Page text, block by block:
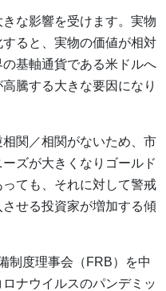
な影響を受けます。実物
ると、実物の価値が相対
基軸通貨である米ドルへ
騰する大きな要因になり
関／相関がないため、市
ズが大きくなりゴールド
ても、それに対して警戒
せる投資家が増加する傾
制度理事会（FRB）を中
ナウイルスのパンデミッ